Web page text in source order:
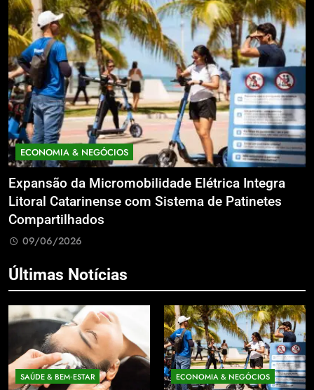
ECONOMIA & NEGÓCIOS
Expansão da Micromobilidade Elétrica Integra
Litoral Catarinense com Sistema de Patinetes
Compartilhados
09/06/2026
Últimas Notícias
SAÚDE & BEM‑ESTAR ECONOMIA & NEGÓCIOS